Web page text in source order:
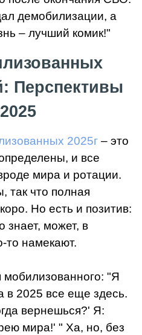
демобилизации, а
– лучший комик!"
Перспективы
2025г – это
и все
мира и ротации.
так что полная
Но есть и позитив:
знает, может, в
то намекают.
мобилизованного: "Я
в 2025 все еще здесь.
вернешься?' Я:
мира!' " Ха, но, без